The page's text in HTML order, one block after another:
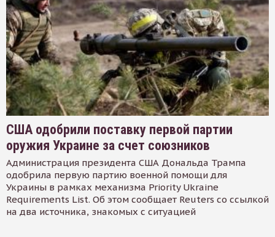
США одобрили поставку первой партии
оружия Украине за счет союзников
Администрация президента США Дональда Трампа
одобрила первую партию военной помощи для
Украины в рамках механизма Priority Ukraine
Requirements List. Об этом сообщает Reuters со ссылкой
на два источника, знакомых с ситуацией